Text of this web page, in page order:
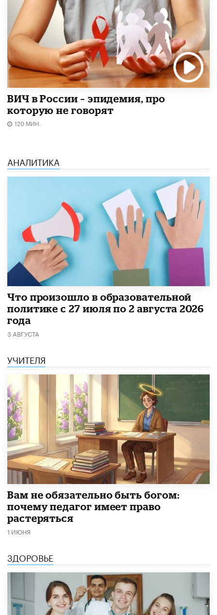
ВИЧ в России – эпидемия, про
которую не говорят
120 МИН.
АНАЛИТИКА
​Что произошло в образовательной
политике с 27 июля по 2 августа 2026
года
3 АВГУСТА
УЧИТЕЛЯ
​Вам не обязательно быть богом:
почему педагог имеет право
растеряться
1 ИЮНЯ
ЗДОРОВЬЕ